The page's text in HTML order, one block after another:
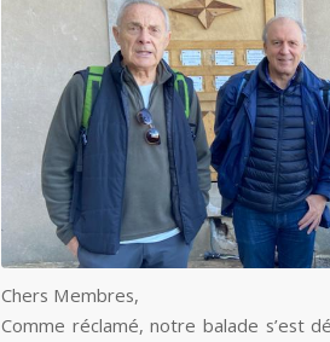
Chers Membres,
Comme réclamé, notre balade s’est